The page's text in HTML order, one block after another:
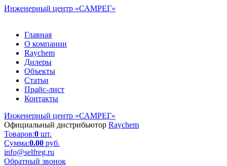
Инженерный центр «САМРЕГ»
Главная
О компании
Raychem
Дилеры
Объекты
Статьи
Прайс-лист
Контакты
Инженерный центр «САМРЕГ»
Официальный дистрибьютор Raychem
Товаров:0 шт.
Сумма:0.00 руб.
info@selfreg.ru
Обратный звонок